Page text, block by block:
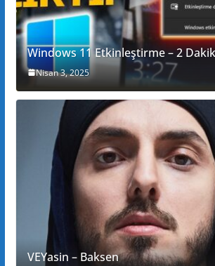
Windows 11 Etkinleştirme – 2
Nisan 3, 2025
VEYasin – Baksen